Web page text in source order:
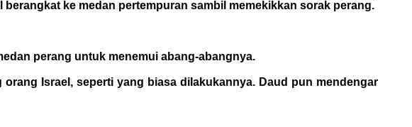
ke medan pertempuran sambil memekikkan sorak perang.
perang untuk menemui abang-abangnya.
Israel, seperti yang biasa dilakukannya. Daud pun mendengar